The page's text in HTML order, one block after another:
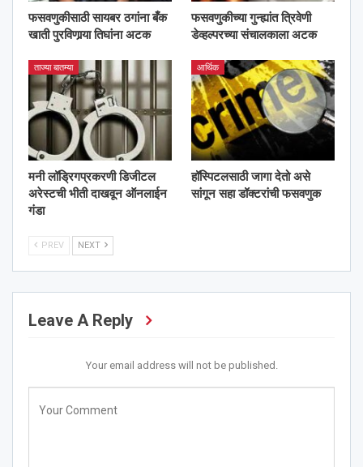
फसवणुकीसाठी सायबर ठगांना बँक
खाती पुरविणार्‍या तिघांना अटक
फसवणुकीच्या गुन्ह्यांत त्रिवेणी
डेव्हल्परच्या संचालकाला अटक
ताज्या बातम्या
मनी लॉड्रिगप्रकरणी डिजीटल
अरेस्टची भीती दाखवून ऑनलाईन
गंडा
आर्थिक
हॉस्पिटलसाठी जागा देतो असे
सांगून सहा डॉक्टरांची फसवणुक
PREV NEXT
Leave A Reply
Your email address will not be published.